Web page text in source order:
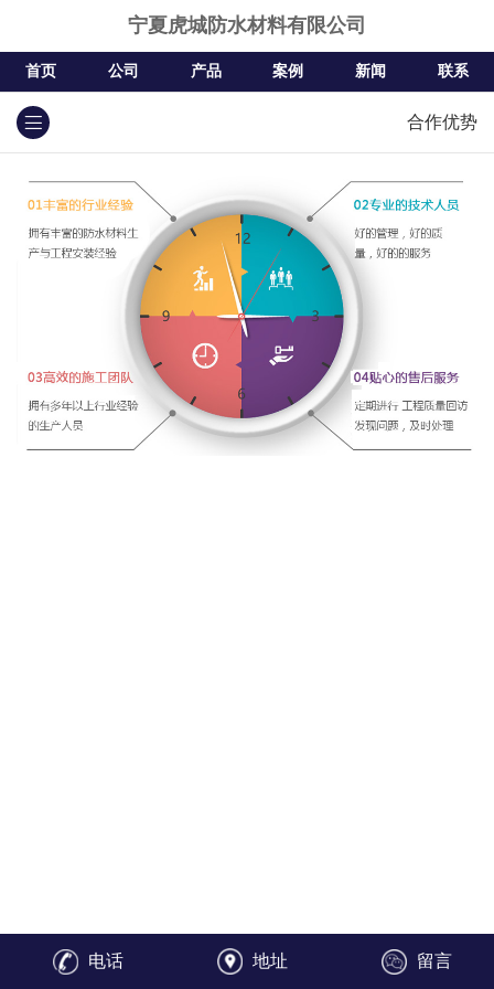
宁夏虎城防水材料有限公司
首页 公司 产品 案例 新闻 联系
合作优势
电话 地址 留言